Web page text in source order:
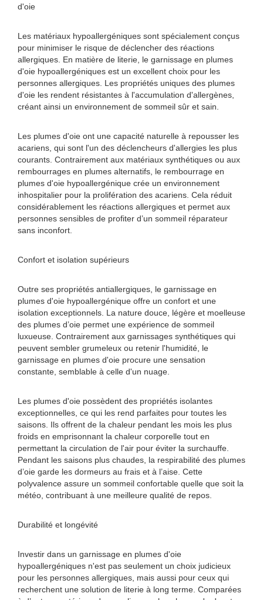
d'oie
Les matériaux hypoallergéniques sont spécialement conçus
pour minimiser le risque de déclencher des réactions
allergiques. En matière de literie, le garnissage en plumes
d'oie hypoallergéniques est un excellent choix pour les
personnes allergiques. Les propriétés uniques des plumes
d'oie les rendent résistantes à l'accumulation d'allergènes,
créant ainsi un environnement de sommeil sûr et sain.
Les plumes d'oie ont une capacité naturelle à repousser les
acariens, qui sont l'un des déclencheurs d'allergies les plus
courants. Contrairement aux matériaux synthétiques ou aux
rembourrages en plumes alternatifs, le rembourrage en
plumes d'oie hypoallergénique crée un environnement
inhospitalier pour la prolifération des acariens. Cela réduit
considérablement les réactions allergiques et permet aux
personnes sensibles de profiter d’un sommeil réparateur
sans inconfort.
Confort et isolation supérieurs
Outre ses propriétés antiallergiques, le garnissage en
plumes d'oie hypoallergénique offre un confort et une
isolation exceptionnels. La nature douce, légère et moelleuse
des plumes d’oie permet une expérience de sommeil
luxueuse. Contrairement aux garnissages synthétiques qui
peuvent sembler grumeleux ou retenir l'humidité, le
garnissage en plumes d'oie procure une sensation
constante, semblable à celle d'un nuage.
Les plumes d'oie possèdent des propriétés isolantes
exceptionnelles, ce qui les rend parfaites pour toutes les
saisons. Ils offrent de la chaleur pendant les mois les plus
froids en emprisonnant la chaleur corporelle tout en
permettant la circulation de l'air pour éviter la surchauffe.
Pendant les saisons plus chaudes, la respirabilité des plumes
d’oie garde les dormeurs au frais et à l’aise. Cette
polyvalence assure un sommeil confortable quelle que soit la
météo, contribuant à une meilleure qualité de repos.
Durabilité et longévité
Investir dans un garnissage en plumes d'oie
hypoallergéniques n'est pas seulement un choix judicieux
pour les personnes allergiques, mais aussi pour ceux qui
recherchent une solution de literie à long terme. Comparées